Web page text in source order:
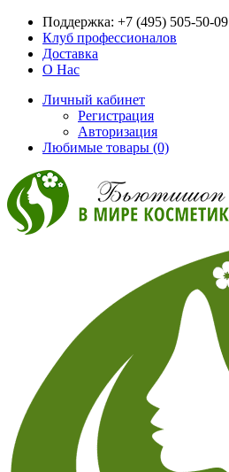
Поддержка: +7 (495) 505-50-09
Клуб профессионалов
Доставка
О Нас
Личный кабинет
Регистрация
Авторизация
Любимые товары (0)